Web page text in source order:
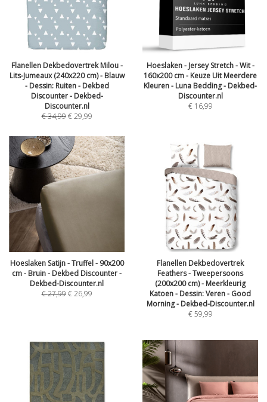
Flanellen Dekbedovertrek Milou -
Lits-Jumeaux (240x220 cm) - Blauw
- Dessin: Ruiten - Dekbed
Discounter - Dekbed-
Discounter.nl
€34,99 €29,99
Hoeslaken - Jersey Stretch - Wit -
160x200 cm - Keuze Uit Meerdere
Kleuren - Luna Bedding - Dekbed-
Discounter.nl
€ 16,99
Hoeslaken Satijn - Truffel - 90x200
cm - Bruin - Dekbed Discounter -
Dekbed-Discounter.nl
€27,99 €26,99
Flanellen Dekbedovertrek
Feathers - Tweepersoons
(200x200 cm) - Meerkleurig
Katoen - Dessin: Veren - Good
Morning - Dekbed-Discounter.nl
€59,99